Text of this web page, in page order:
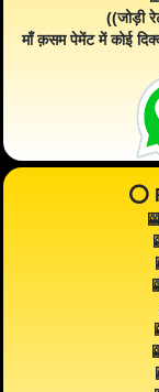
((जोड़ी
माँ क़सम पेमेंट में कोई
⭕️